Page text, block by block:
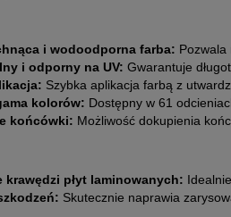
i wodoodporna farba: Pozwala
i odporny na UV: Gwarantuje
Szybka aplikacja farbą z
kolorów: Dostępny w 61
końcówki: Możliwość dokupienia
krawędzi płyt laminowanych:
Skutecznie naprawia